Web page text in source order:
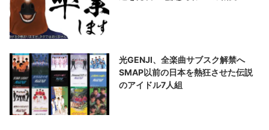
光GENJI、全楽曲サブスク解禁へ
SMAP以前の日本を熱狂させた伝説
のアイドル7人組